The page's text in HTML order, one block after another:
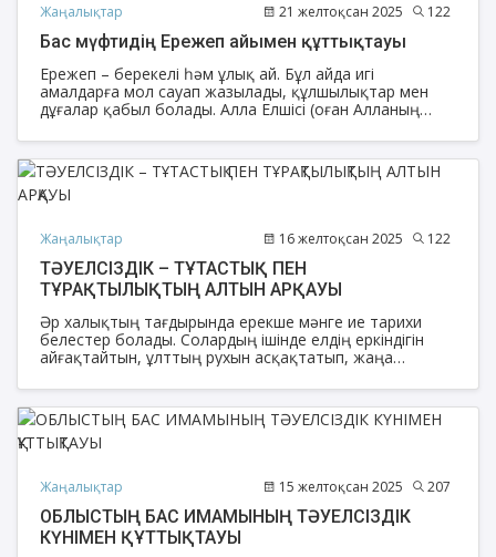
Жаңалықтар 21 желтоқсан 2025 122
Бас мүфтидің Ережеп айымен құттықтауы
Ережеп – берекелі һәм ұлық ай. Бұл айда игі
амалдарға мол сауап жазылады, құлшылықтар мен
дұғалар қабыл болады. Алла Елшісі (оған Алланың
дұғалар кері қайтарылмайды. Олар – Ережеп айының
алғашқы түні, Шағбан айының жартысындағы түн,
Жұма түні, Ораза және Құрбан айт түндері», – деген.
Жаңалықтар 16 желтоқсан 2025 122
ТӘУЕЛСІЗДІК – ТҰТАСТЫҚ ПЕН
ТҰРАҚТЫЛЫҚТЫҢ АЛТЫН АРҚАУЫ
Әр халықтың тағдырында ерекше мәнге ие тарихи
белестер болады. Солардың ішінде елдің еркіндігін
айғақтайтын, ұлттың рухын асқақтатып, жаңа
үшін ұмытылмас ұлы күндердің бірегейі – Тәуелсіздік
күні. Бұл – халқымыздың сан ғасыр армандаған
азаттығының ақ таңы атқан күн, елдігіміздің
мәңгілікке бекіген сәті.
Жаңалықтар 15 желтоқсан 2025 207
ОБЛЫСТЫҢ БАС ИМАМЫНЫҢ ТӘУЕЛСІЗДІК
КҮНІМЕН ҚҰТТЫҚТАУЫ